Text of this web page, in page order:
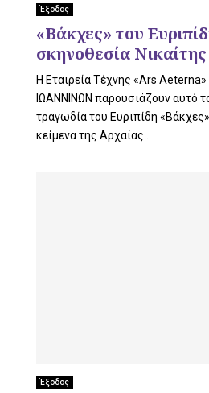
Έξοδος
«Βάκχες» του
σκηνοθεσία
Η Εταιρεία Τέχνης «Αrs
ΙΩΑΝΝΙΝΩΝ παρουσιάζουν αυτό
τραγωδία του Ευριπίδη
κείμενα της Αρχαίας...
Έξοδος